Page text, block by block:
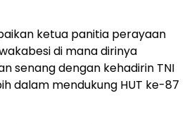
ketua panitia perayaan
di mana dirinya
senang dengan kehadirin TNI
dalam mendukung HUT ke-87